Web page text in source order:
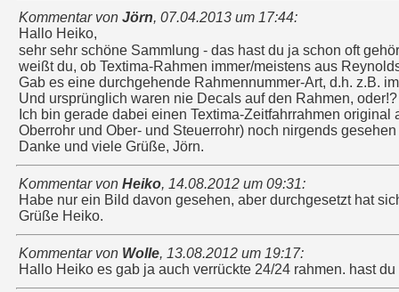
Kommentar von Jörn, 07.04.2013 um 17:44:
Hallo Heiko,
sehr sehr schöne Sammlung - das hast du ja schon oft
weißt du, ob Textima-Rahmen immer/meistens aus
Gab es eine durchgehende Rahmennummer-Art, d.h. z.B.
Und ursprünglich waren nie Decals auf den Rahmen, oder!?
Ich bin gerade dabei einen Textima-Zeitfahrrahmen
Oberrohr und Ober- und Steuerrohr) noch nirgends gesehen
Danke und viele Grüße, Jörn.
Kommentar von Heiko, 14.08.2012 um 09:31:
Habe nur ein Bild davon gesehen, aber durchgesetzt hat
Grüße Heiko.
Kommentar von Wolle, 13.08.2012 um 19:17:
Hallo Heiko es gab ja auch verrückte 24/24 rahmen. hast